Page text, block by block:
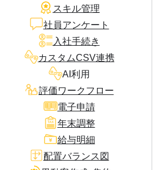
スキル管理
社員アンケート
入社手続き
カスタムCSV連携
AI利用
評価ワークフロー
電子申請
年末調整
給与明細
配置バランス図